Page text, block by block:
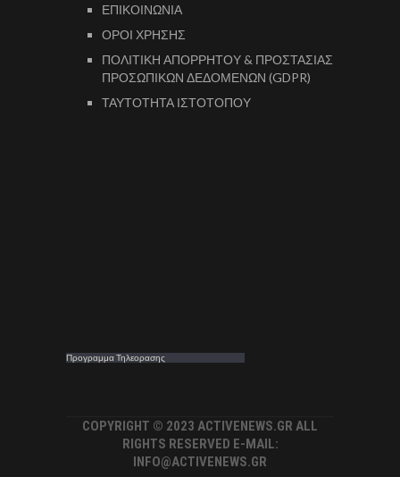
ΕΠΙΚΟΙΝΩΝΙΑ
ΟΡΟΙ ΧΡΗΣΗΣ
ΠΟΛΙΤΙΚΗ ΑΠΟΡΡΗΤΟΥ & ΠΡΟΣΤΑΣΙΑΣ
ΠΡΟΣΩΠΙΚΩΝ ΔΕΔΟΜΕΝΩΝ (GDPR)
ΤΑΥΤΟΤΗΤΑ ΙΣΤΟΤΟΠΟΥ
Προγραμμα Τηλεορασης
COPYRIGHT © 2023 ACTIVENEWS.GR ALL
RIGHTS RESERVED E-MAIL:
INFO@ACTIVENEWS.GR